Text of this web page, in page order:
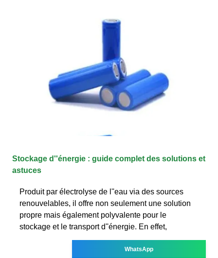
Stockage d''énergie : guide complet des solutions et
astuces
Produit par électrolyse de l''eau via des sources
renouvelables, il offre non seulement une solution
propre mais également polyvalente pour le
stockage et le transport d''énergie. En effet,
WhatsApp